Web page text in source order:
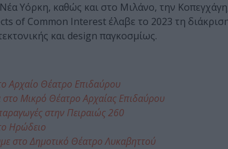
Υόρκη, καθώς και στο Μιλάνο, την
of Common Interest έλαβε το 2023 τη
και design παγκοσμίως.
Αρχαίο Θέατρο Επιδαύρου
Μικρό Θέατρο Αρχαίας Επιδαύρου
στην Πειραιώς 260
Ηρώδειο
στο Δημοτικό Θέατρο Λυκαβηττού